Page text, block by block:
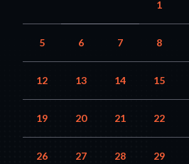
1
5 6 7 8
12 13 14 15
19 20 21 22
26 27 28 29